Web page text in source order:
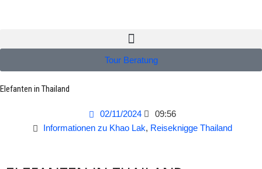
Tour Beratung
Elefanten in Thailand
02/11/2024
09:56
Informationen zu Khao Lak, Reiseknigge Thailand